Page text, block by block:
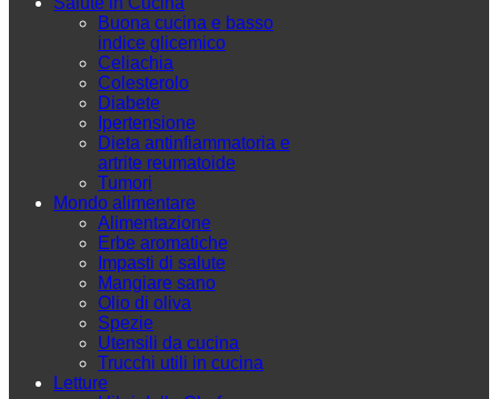
Buona cucina e basso
indice glicemico
Celiachia
Colesterolo
Diabete
Ipertensione
Dieta antinfiammatoria e
artrite reumatoide
Tumori
Mondo alimentare
Alimentazione
Erbe aromatiche
Impasti di salute
Mangiare sano
Olio di oliva
Spezie
Utensili da cucina
Trucchi utili in cucina
Letture